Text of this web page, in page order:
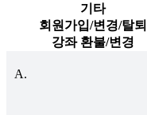
기타
회원가입/변경/탈퇴
강좌 환불/변경
A.